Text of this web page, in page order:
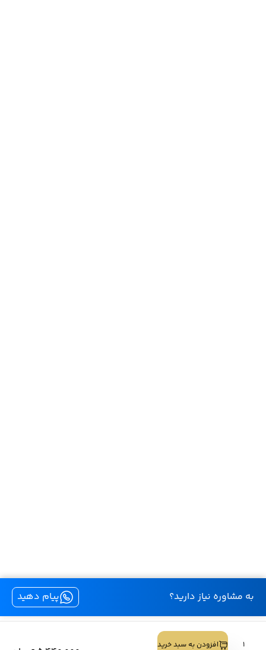
افزودن به سبد خرید
به مشاوره نیاز دارید؟ پیام دهید
کليه حقوق اين سايت متعلق به لنز بیوتی است.